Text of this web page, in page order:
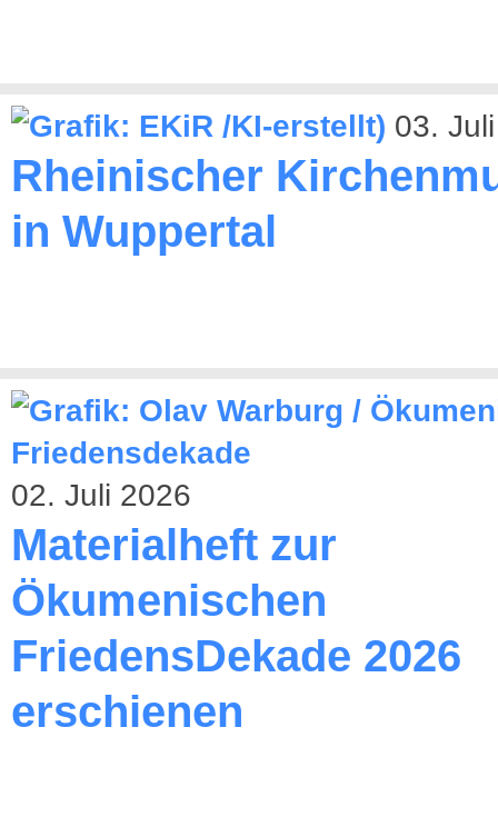
03.
Rheinischer
in Wuppertal
02. Juli 2026
Materialheft zur
Ökumenischen
FriedensDekade 2026
erschienen